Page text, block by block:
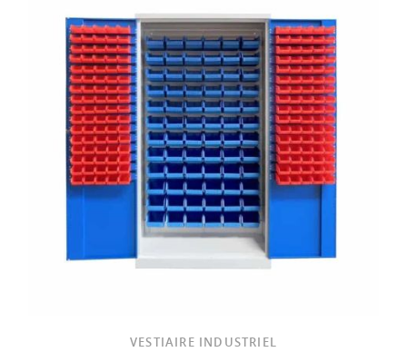
VESTIAIRE INDUSTRIEL